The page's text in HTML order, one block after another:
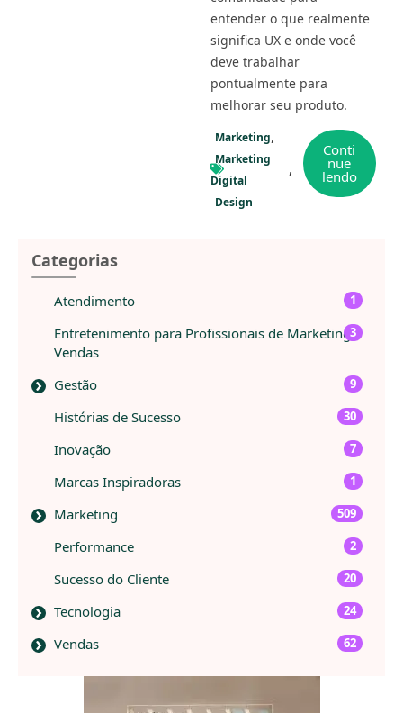
entender o que realmente
significa UX e onde você
deve trabalhar
pontualmente para
melhorar seu produto.
Marketing
Marketing
Digital
Design
Conti
nue
lendo
Categorias
Atendimento 1
Entretenimento para Profissionais de Marketing e
Vendas
3
Gestão 9
Histórias de Sucesso 30
Inovação 7
Marcas Inspiradoras 1
Marketing 509
Performance 2
Sucesso do Cliente 20
Tecnologia 24
Vendas 62